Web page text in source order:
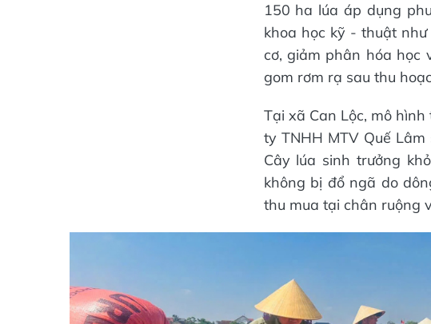
150 ha lúa áp dụng
khoa học kỹ - thuật
cơ, giảm phân hóa học
gom rơm rạ sau thu
Tại xã Can Lộc, mô
ty TNHH MTV Quế
Cây lúa sinh trưởng
không bị đổ ngã do
thu mua tại chân ruộng